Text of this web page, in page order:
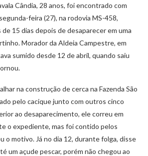
Cândia, 28 anos, foi encontrado com
feira (27), na rodovia MS-458,
15 dias depois de desaparecer em uma
Morador da Aldeia Campestre, em
sumido desde 12 de abril, quando saiu
na construção de cerca na Fazenda São
pelo cacique junto com outros cinco
ao desaparecimento, ele correu em
o expediente, mas foi contido pelos
o motivo. Já no dia 12, durante folga, disse
um açude pescar, porém não chegou ao